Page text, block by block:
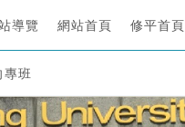
導覽 網站首頁 修平首頁
專班